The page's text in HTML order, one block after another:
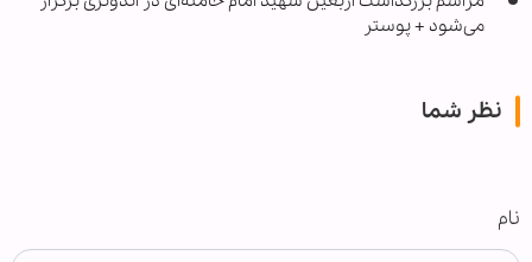
می‌شود + پوستر
نظر شما
نام